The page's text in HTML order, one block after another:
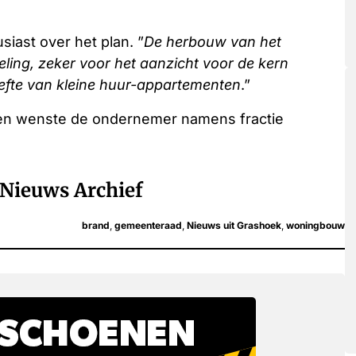
over het plan. ”De herbouw van het
zeker voor het aanzicht voor de kern
van kleine huur-appartementen.”
wenste de ondernemer namens fractie
Nieuws Archief
brand gemeenteraad Nieuws uit Grashoek woningbouw